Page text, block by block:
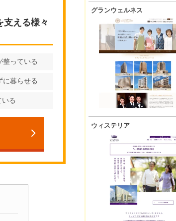
支える様々
整っている
に暮らせる
る
グランウェルネス
ウィステリア